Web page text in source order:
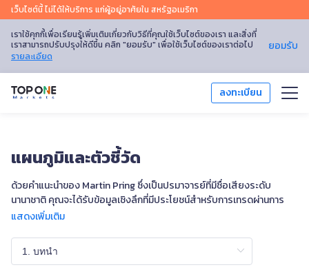
เว็บไซต์นี้ ไม่ได้ให้บริการ แก่ผู้อยู่อาศัยใน สหรัฐอเมริกา
เราใช้คุกกี้เพื่อเรียนรู้เพิ่มเติมเกี่ยวกับวิธีที่คุณใช้เว็บไซต์ของเรา และสิ่งที่
เราสามารถปรับปรุงให้ดีขึ้น คลิก "ยอมรับ" เพื่อใช้เว็บไซต์ของเราต่อไป
รายละเอียด
ยอมรับ
ลงทะเบียน
แพลตฟอร์มการเทรด
การวิเคราะห์ตลาด
การศึกษา
แผนภูมิและตัวชี้วัด
ด้วยคำแนะนำของ Martin Pring ซึ่งเป็นปรมาจารย์ที่มีชื่อเสียงระดับ
นานาชาติ คุณจะได้รับข้อมูลเชิงลึกที่มีประโยชน์สำหรับการเทรดผ่านการ
วิเคราะห์ทางเทคนิคซึ่งจะช่วยยกระดับทักษะของคุณไปสู่ระดับใหม่ เรียนรู้ได้
ทดสอบตัวเองด้วยแบบทดสอบออนไลน์!
แสดงเพิ่มเติม